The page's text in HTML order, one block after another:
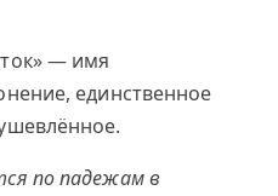
— имя
единственное
по падежам в